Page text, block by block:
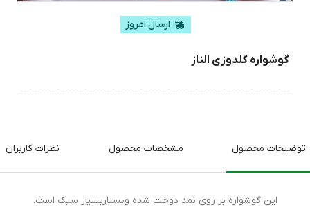
ارسال امروز
گوشواره گلدوزی الناز
توضیحات محصول مشخصات محصول نظرات کاربران
این گوشواره بر روی نمد دوخت شده وبسیاربسیار سبک است.